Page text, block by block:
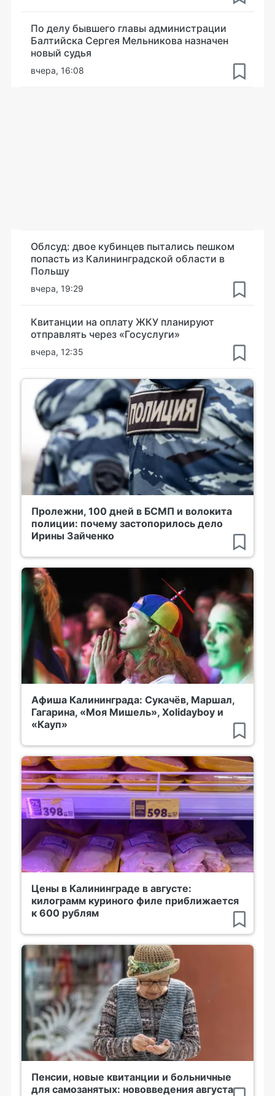
По делу бывшего главы администрации
Балтийска Сергея Мельникова назначен
новый судья
вчера, 16:08
Облсуд: двое кубинцев пытались пешком
попасть из Калининградской области в
Польшу
вчера, 19:29
Квитанции на оплату ЖКУ планируют
отправлять через «Госуслуги»
вчера, 12:35
Пролежни, 100 дней в БСМП и волокита
полиции: почему застопорилось дело
Ирины Зайченко
Афиша Калининграда: Сукачёв, Маршал,
Гагарина, «Моя Мишель», Xolidayboy и
«Кауп»
Цены в Калининграде в августе:
килограмм куриного филе приближается
к 600 рублям
Пенсии, новые квитанции и больничные
для самозанятых: нововведения августа